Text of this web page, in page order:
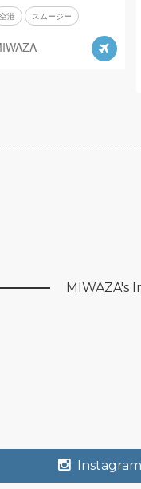
空港 スムージー
MIWAZA's